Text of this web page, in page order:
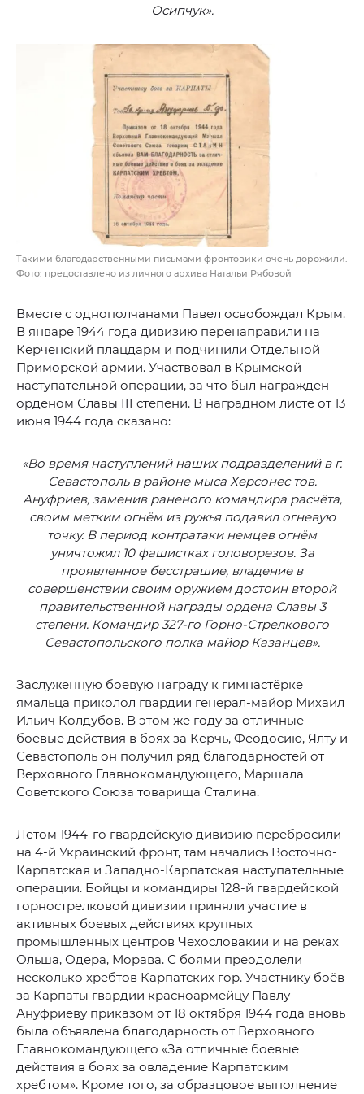
Осипчук».
Такими благодарственными письмами фронтовики очень дорожили.
Фото: предоставлено из личного архива Натальи Рябовой
Вместе с однополчанами Павел освобождал Крым.
В январе 1944 года дивизию перенаправили на
Керченский плацдарм и подчинили Отдельной
Приморской армии. Участвовал в Крымской
наступательной операции, за что был награждён
орденом Славы III степени. В наградном листе от 13
июня 1944 года сказано:
«Во время наступлений наших подразделений в г.
Севастополь в районе мыса Херсонес тов.
Ануфриев, заменив раненого командира расчёта,
своим метким огнём из ружья подавил огневую
точку. В период контратаки немцев огнём
уничтожил 10 фашистках головорезов. За
проявленное бесстрашие, владение в
совершенствии своим оружием достоин второй
правительственной награды ордена Славы 3
степени. Командир 327-го Горно-Стрелкового
Севастопольского полка майор Казанцев».
Заслуженную боевую награду к гимнастёрке
ямальца приколол гвардии генерал-майор Михаил
Ильич Колдубов. В этом же году за отличные
боевые действия в боях за Керчь, Феодосию, Ялту и
Севастополь он получил ряд благодарностей от
Верховного Главнокомандующего, Маршала
Советского Союза товарища Сталина.
Летом 1944-го гвардейскую дивизию перебросили
на 4-й Украинский фронт, там начались Восточно-
Карпатская и Западно-Карпатская наступательные
операции. Бойцы и командиры 128-й гвардейской
горнострелковой дивизии приняли участие в
активных боевых действиях крупных
промышленных центров Чехословакии и на реках
Ольша, Одера, Морава. С боями преодолели
несколько хребтов Карпатских гор. Участнику боёв
за Карпаты гвардии красноармейцу Павлу
Ануфриеву приказом от 18 октября 1944 года вновь
была объявлена благодарность от Верховного
Главнокомандующего «За отличные боевые
действия в боях за овладение Карпатским
хребтом». Кроме того, за образцовое выполнение